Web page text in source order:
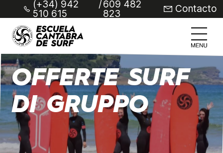
(+34) 942
510 615
/609 482
823 Contacto
OFFERTE SURF
DI GRUPPO